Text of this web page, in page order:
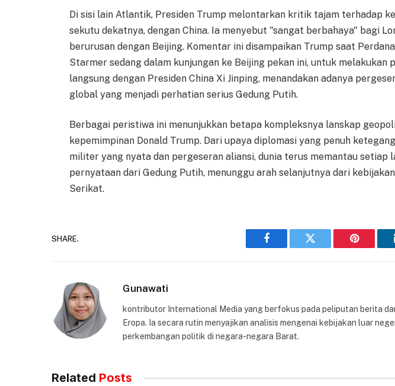
Di sisi lain Atlantik, Presiden Trump melontarkan kritik tajam terhadap
sekutu dekatnya, dengan China. Ia menyebut "sangat berbahaya" bagi
berurusan dengan Beijing. Komentar ini disampaikan Trump saat
Starmer sedang dalam kunjungan ke Beijing pekan ini, untuk melakukan
langsung dengan Presiden China Xi Jinping, menandakan adanya
global yang menjadi perhatian serius Gedung Putih.
Berbagai peristiwa ini menunjukkan betapa kompleksnya lanskap
kepemimpinan Donald Trump. Dari upaya diplomasi yang penuh
militer yang nyata dan pergeseran aliansi, dunia terus memantau setiap
pernyataan dari Gedung Putih, menunggu arah selanjutnya dari
Serikat.
SHARE.
Facebook Twitter Pinterest
Gunawati
kontributor International Media yang berfokus pada peliputan berita
Eropa. Ia secara rutin menyajikan analisis mengenai kebijakan luar
perkembangan politik di negara-negara Barat.
Related Posts